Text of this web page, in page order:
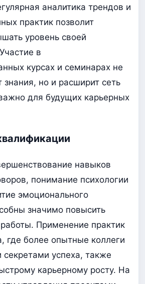
аналитика трендов и
практик позволит
уровень своей
в
курсах и семинарах не
знания, но и расширит сеть
для будущих карьерных
навыков
понимание психологии
эмоционального
значимо повысить
Применение практик
где более опытные коллеги
секретами успеха, также
карьерному росту. На